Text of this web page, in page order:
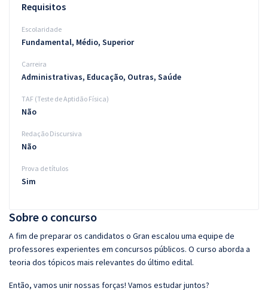
Sobre o concurso
A fim de preparar os candidatos o Gran escalou uma equipe de
professores experientes em concursos públicos. O curso aborda a
teoria dos tópicos mais relevantes do último edital.
Então, vamos unir nossas forças! Vamos estudar juntos?
Requisitos
Escolaridade
Fundamental, Médio, Superior
Carreira
Administrativas, Educação, Outras, Saúde
TAF (Teste de Aptidão Física)
Não
Redação Discursiva
Não
Prova de títulos
Sim